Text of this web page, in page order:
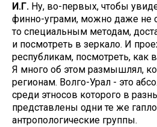
И.Г. Ну, во-первых, чтобы
финно-уграми, можно даже не
то специальным методам,
и посмотреть в зеркало. И
республикам, посмотреть, как
Я много об этом размышлял,
регионам. Волго-Урал - это
среди этносов которого в
представлены одни те же
антропологические группы.